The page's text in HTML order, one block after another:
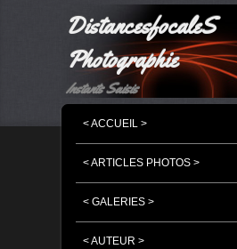
DistancesfocaleS
Photographie
Instants Saisis
MASQUER LA NAVIGATION
MASQUER LA NAVIGATION
< ACCUEIL >
< ARTICLES PHOTOS >
< GALERIES >
< AUTEUR >